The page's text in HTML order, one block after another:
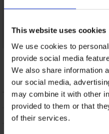
This website uses cookies
We use cookies to
provide social media
We also share information
our social media,
may combine it with other
provided to them or that
of their services.
Leggings Comfort
Highwaist
20,29 €
BESCHREIBUNG
VERSANDKOSTEN